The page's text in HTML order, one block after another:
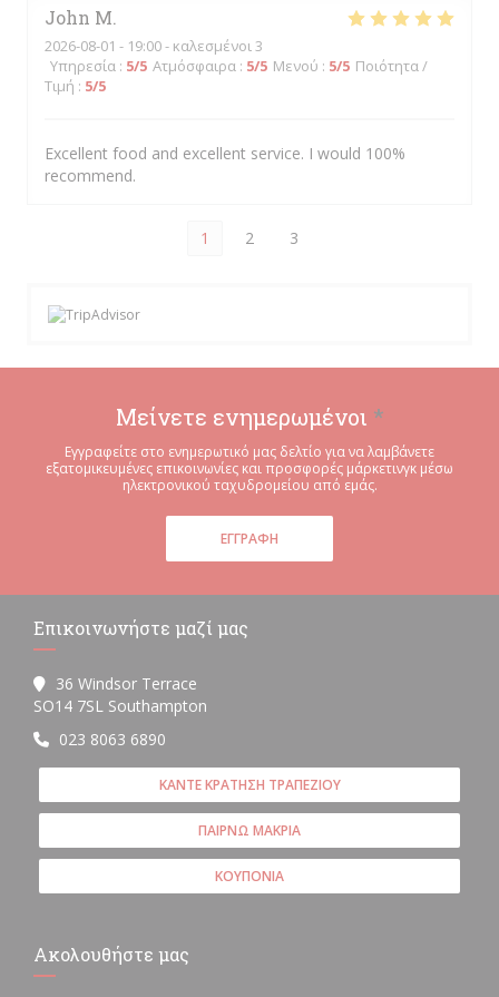
John M
2026-08-01 - 19:00 - καλεσμένοι 3
Υπηρεσία : 5/5 Ατμόσφαιρα : 5/5 Μενού : 5/5 Ποιότητα /
Τιμή : 5/5
Excellent food and excellent service. I would 100%
recommend.
1 2 3
Μείνετε ενημερωμένοι *
Εγγραφείτε στο ενημερωτικό μας δελτίο για να λαμβάνετε
εξατομικευμένες επικοινωνίες και προσφορές μάρκετινγκ μέσω
ηλεκτρονικού ταχυδρομείου από εμάς.
ΕΓΓΡΑΦΉ
Επικοινωνήστε μαζί μας
36 Windsor Terrace
SO14 7SL Southampton
023 8063 6890
ΚΆΝΤΕ ΚΡΆΤΗΣΗ ΤΡΑΠΕΖΙΟΎ
ΠΑΊΡΝΩ ΜΑΚΡΙΆ
ΚΟΥΠΌΝΙΑ
Ακολουθήστε μας